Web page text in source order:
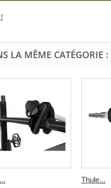
LA MÊME CATÉGORIE :
Thule...